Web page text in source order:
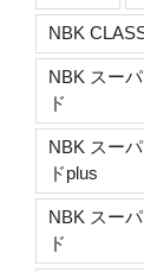
NBK
NBK スー
ド
NBK スー
ドplus
NBK スー
ド